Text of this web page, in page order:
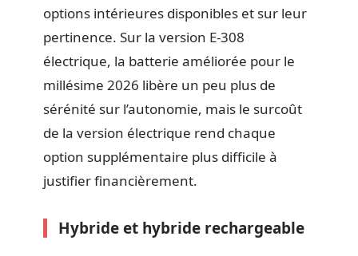
options intérieures disponibles et sur leur
pertinence. Sur la version E-308
électrique, la batterie améliorée pour le
millésime 2026 libère un peu plus de
sérénité sur l’autonomie, mais le surcoût
de la version électrique rend chaque
option supplémentaire plus difficile à
justifier financièrement.
Hybride et hybride rechargeable